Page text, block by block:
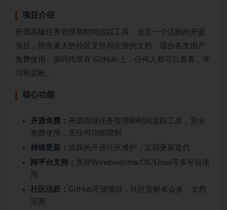
项目介绍
开源高级任务管理和时间追踪工具。这是一个活跃的开源
项目，拥有庞大的社区支持和完善的文档，适合各类用户
免费使用。源码托管在 GitHub 上，任何人都可以查看、学
习和贡献。
核心功能
开源免费： 开源高级任务管理和时间追踪工具，完全
免费使用，无任何功能限制
持续更新： 活跃的开源社区维护，定期更新迭代
跨平台支持： 支持Windows/macOS/Linux等多平台使
用
社区活跃： GitHub开源项目，社区贡献者众多，文档
完善